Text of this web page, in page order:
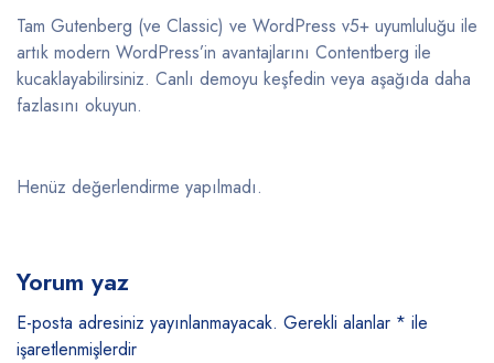
Tam Gutenberg (ve Classic) ve WordPress v5+ uyumluluğu ile
artık modern WordPress’in avantajlarını Contentberg ile
kucaklayabilirsiniz. Canlı demoyu keşfedin veya aşağıda daha
fazlasını okuyun.
Henüz değerlendirme yapılmadı.
Yorum yaz
E-posta adresiniz yayınlanmayacak. Gerekli alanlar * ile
işaretlenmişlerdir